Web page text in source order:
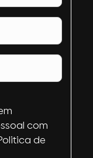
com
de